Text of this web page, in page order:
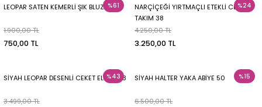
%61
LEOPAR SATEN KEMERLİ ŞIK BLUZ 42
1.900,00 TL
750,00 TL
%24
NARÇİÇEĞİ YIRTMAÇLI ETEKLİ CEKET
TAKIM 38
4.250,00 TL
3.250,00 TL
%43
SİYAH LEOPAR DESENLİ CEKET ELBİSE 38
3.499,00 TL
%15
SİYAH HALTER YAKA ABİYE 50
6.500,00 TL